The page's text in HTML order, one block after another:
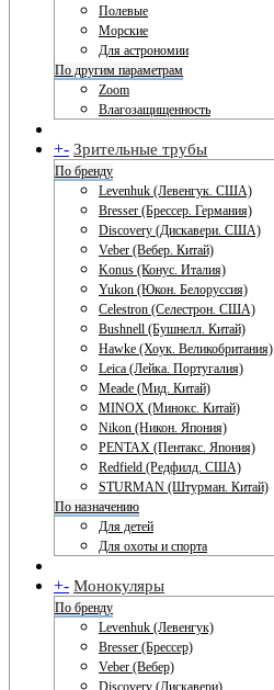
Полевые
Морские
Для астрономии
По другим параметрам
Zoom
Влагозащищенность
+- Зрительные трубы
По бренду
Levenhuk (Левенгук. США)
Bresser (Брессер. Германия)
Discovery (Дискавери. США)
Veber (Вебер. Китай)
Konus (Конус. Италия)
Yukon (Юкон. Белоруссия)
Celestron (Селестрон. США)
Bushnell (Бушнелл. Китай)
Hawke (Хоук. Великобритания)
Leica (Лейка. Португалия)
Meade (Мид. Китай)
MINOX (Минокс. Китай)
Nikon (Никон. Япония)
PENTAX (Пентакс. Япония)
Redfield (Редфилд. США)
STURMAN (Штурман. Китай)
По назначению
Для детей
Для охоты и спорта
+- Монокуляры
По бренду
Levenhuk (Левенгук)
Bresser (Брессер)
Veber (Вебер)
Discovery (Дискавери)